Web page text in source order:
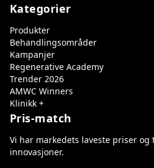
Kategorier
Produkter
Behandlingsområder
Kampanjer
Regenerative Academy
Trender 2026
AMWC Winners
Klinikk +
Pris-match
Vi har markedets laveste priser og
innovasjoner.